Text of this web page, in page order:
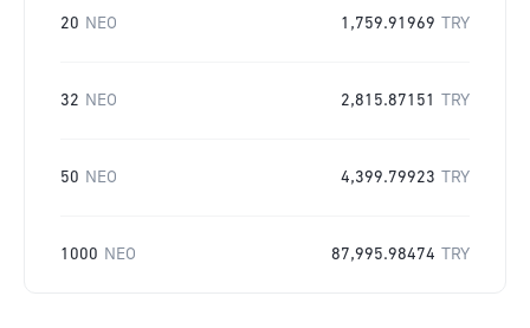
20 NEO 1,759.91969 TRY
32 NEO 2,815.87151 TRY
50 NEO 4,399.79923 TRY
1000 NEO 87,995.98474 TRY